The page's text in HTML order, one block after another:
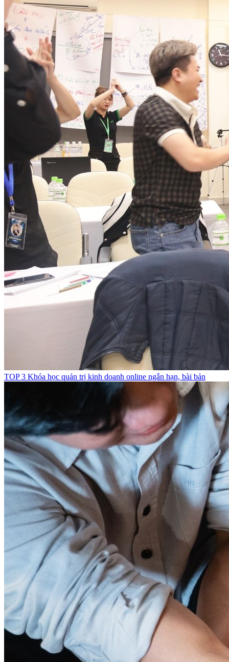
TOP 3 Khóa học quản trị kinh doanh online ngắn hạn, bài bản